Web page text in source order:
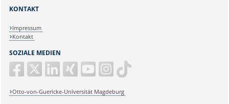
SOZIALE MEDIEN
Otto-von-Guericke-Universität Magdeburg
KONTAKT
Impressum
Kontakt